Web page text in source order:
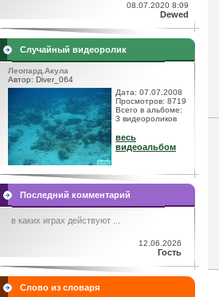
08.07.2020 8:09
Dewed
Случайный видеоролик
Леопард.Акула
Автор: Diver_064
Дата: 07.07.2008
Просмотров: 8719
Всего в альбоме:
3 видеороликов
весь
видеоальбом
Последний комментарий
в каких играх действуют ...
12.06.2026
Гость
Слово из словаря